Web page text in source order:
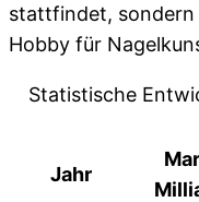
stattfindet, sondern
Hobby für
Statistische
Jahr